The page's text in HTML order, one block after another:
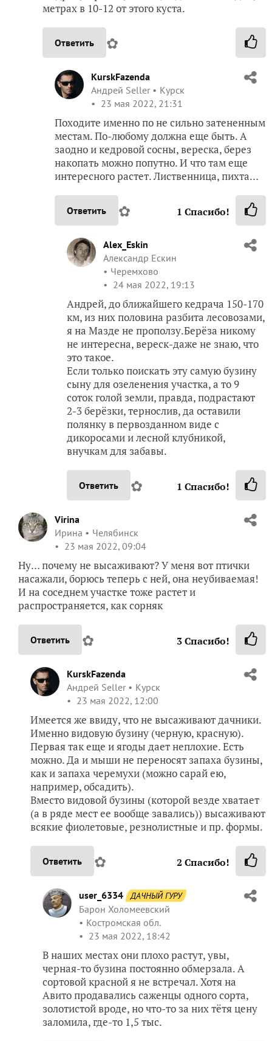
метрах в 10-12 от этого куста.
Ответить ✿
KurskFazenda
Андрей Seller
Курск
23 мая 2022, 21:31
Походите именно по не сильно затененным
местам. По-любому должна еще быть. А
заодно и кедровой сосны, вереска, берез
накопать можно попутно. И что там еще
интересного растет. Лиственница, пихта…
Ответить ✿ 1 Спасибо!
Alex_Eskin
Александр Ескин
Черемхово
24 мая 2022, 19:13
Андрей, до ближайшего кедрача 150-170
км, из них половина разбита лесовозами,
я на Мазде не проползу.Берёза никому
не интересна, вереск-даже не знаю, что
это такое.
Если только поискать эту самую бузину
сыну для озеленения участка, а то 9
соток голой земли, правда, подрастают
2-3 берёзки, тернослив, да оставили
полянку в первозданном виде с
дикоросами и лесной клубникой,
внучкам для забавы.
Ответить ✿ 1 Спасибо!
Virina
Ирина
Челябинск
23 мая 2022, 09:04
Ну… почему не высаживают? У меня вот птички
насажали, борюсь теперь с ней, она неубиваемая!
И на соседнем участке тоже растет и
распространяется, как сорняк
Ответить ✿ 3Спасибо!
KurskFazenda
Андрей Seller
Курск
23 мая 2022, 12:00
Имеется же ввиду, что не высаживают дачники.
Именно видовую бузину (черную, красную).
Первая так еще и ягоды дает неплохие. Есть
можно. Да и мыши не переносят запаха бузины,
как и запаха черемухи (можно сарай ею,
например, обсадить).
Вместо видовой бузины (которой везде хватает
(а в ряде мест ее вообще завались)) высаживают
всякие фиолетовые, резнолистные и пр. формы.
Ответить ✿ 2 Спасибо!
user_6334 ДАЧНЫЙ ГУРУ
Барон Холомеевский
Костромская обл.
23 мая 2022, 18:42
В наших местах они плохо растут, увы,
черная-то бузина постоянно обмерзала. А
сортовой красной я не встречал. Хотя на
Авито продавались саженцы одного сорта,
золотистой вроде, но что-то за них тётя цену
заломила, где-то 1,5 тыс.